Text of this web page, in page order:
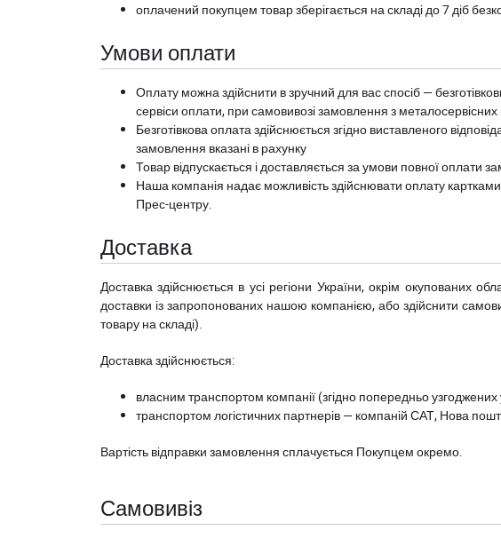
оплачений покупцем товар зберігається на складі до 7 діб
Умови оплати
Оплату можна здійснити в зручний для вас спосіб —
сервіси оплати, при самовивозі замовлення з
Безготівкова оплата здійснюється згідно виставленого
замовлення вказані в рахунку
Товар відпускається і доставляється за умови повної оплати
Наша компанія надає можливість здійснювати оплату
Прес-центру.
Доставка
Доставка здійснюється в усі регіони України, окрім окупованих
доставки із запропонованих нашою компанією, або здійснити
товару на складі).
Доставка здійснюється:
власним транспортом компанії (згідно попередньо узгоджених
транспортом логістичних партнерів — компаній САТ, Нова
Вартість відправки замовлення сплачується Покупцем окремо.
Самовивіз